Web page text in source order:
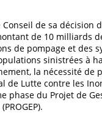
Conseil de sa décision
de 10 milliards
de pompage et des
sinistrées à
la nécessité de
Lutte contre les
phase du Projet de